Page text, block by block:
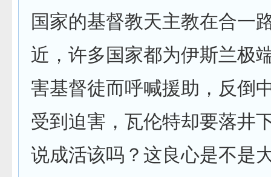
国家的基督教天主教在合一
近，许多国家都为伊斯兰极
害基督徒而呼喊援助，反倒
受到迫害，瓦伦特却要落井
说成活该吗？这良心是不是